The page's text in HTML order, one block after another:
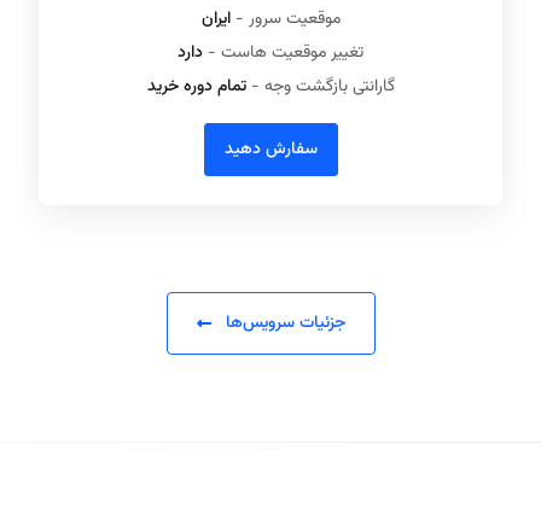
موقعیت سرور - ایران
تغییر موقعیت هاست - دارد
گارانتی بازگشت وجه - تمام دوره خرید
سفارش دهید
جزئیات سرویس‌ها